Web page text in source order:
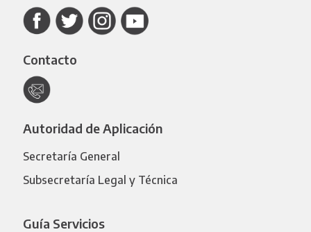
Contacto
Autoridad de Aplicación
Secretaría General
Subsecretaría Legal y Técnica
Guía Servicios